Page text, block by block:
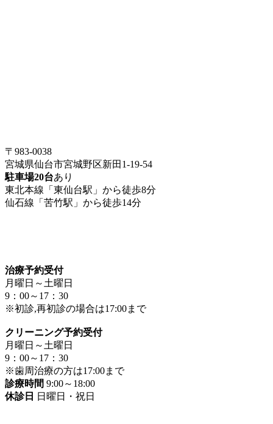
〒983-0038
宮城県仙台市宮城野区新田1-19-54
駐車場20台あり
東北本線「東仙台駅」から徒歩8分
仙石線「苦竹駅」から徒歩14分
治療予約受付
月曜日～土曜日
9：00～17：30
※初診,再初診の場合は17:00まで
クリーニング予約受付
月曜日～土曜日
9：00～17：30
※歯周治療の方は17:00まで
診療時間 9:00～18:00
休診日
日曜日・祝日